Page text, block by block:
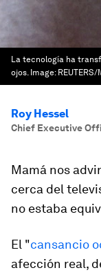
La tecnología ha
ojos. Image:
Roy Hessel
Chief Executive
Mamá nos
cerca del
no estaba
El "cansancio
afección real,